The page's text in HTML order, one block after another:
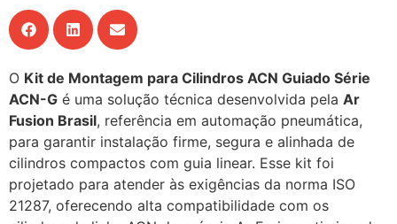
O Kit de Montagem para Cilindros ACN Guiado Série
ACN-G é uma solução técnica desenvolvida pela Ar
Fusion Brasil, referência em automação pneumática,
para garantir instalação firme, segura e alinhada de
cilindros compactos com guia linear. Esse kit foi
projetado para atender às exigências da norma ISO
21287, oferecendo alta compatibilidade com os